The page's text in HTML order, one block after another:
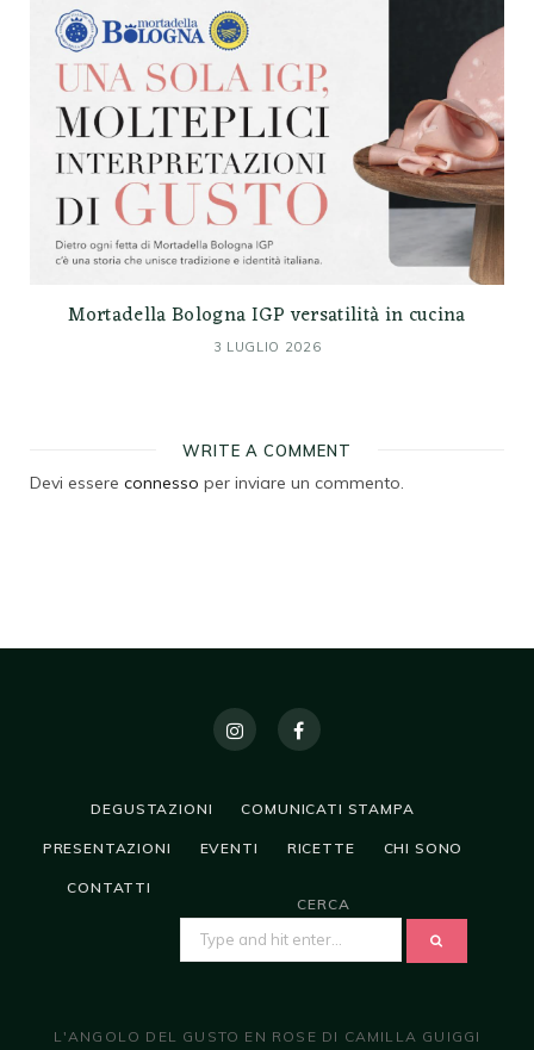
Mortadella Bologna IGP versatilità in cucina
3 LUGLIO 2026
WRITE A COMMENT
Devi essere connesso per inviare un commento.
DEGUSTAZIONI COMUNICATI STAMPA
PRESENTAZIONI EVENTI RICETTE CHI SONO
CONTATTI
CERCA
L'ANGOLO DEL GUSTO EN ROSE DI CAMILLA GUIGGI